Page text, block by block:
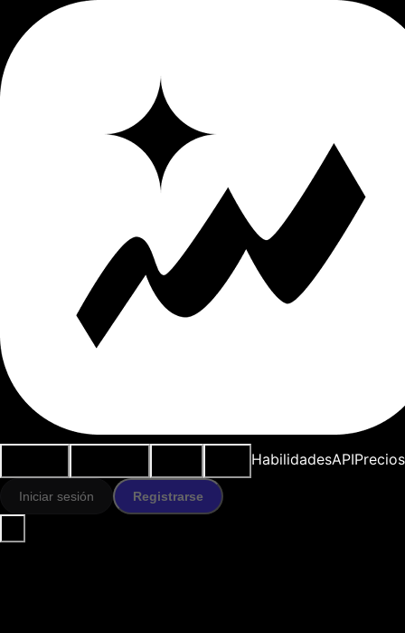
HabilidadesAPIPrecios
Iniciar sesión Registrarse